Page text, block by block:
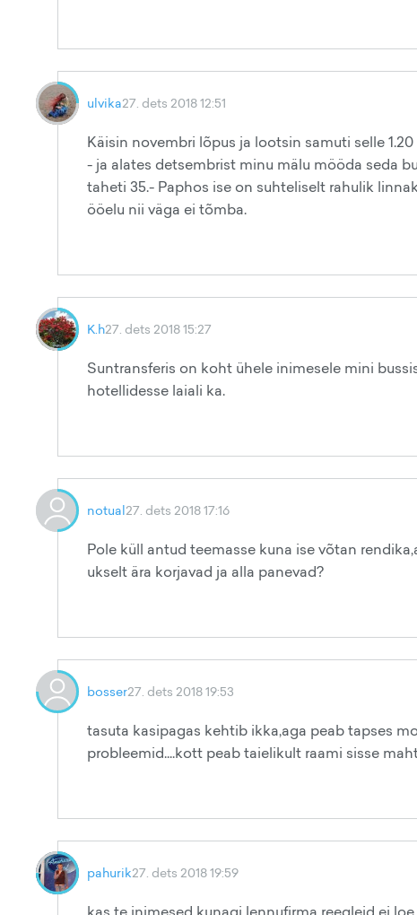
ulvika27. dets 2018 12:51
Käisin novembri lõpus ja lootsin samuti selle
- ja alates detsembrist minu mälu mööda seda
taheti 35.- Paphos ise on suhteliselt rahulik
ööelu nii väga ei tõmba.
K.h27. dets 2018 15:27
Suntransferis on koht ühele inimesele mini
hotellidesse laiali ka.
notual27. dets 2018 17:16
Pole küll antud teemasse kuna ise võtan
ukselt ära korjavad ja alla panevad?
bosser27. dets 2018 19:53
tasuta kasipagas kehtib ikka,aga peab tapses
probleemid....kott peab taielikult raami sisse
pahurik27. dets 2018 19:59